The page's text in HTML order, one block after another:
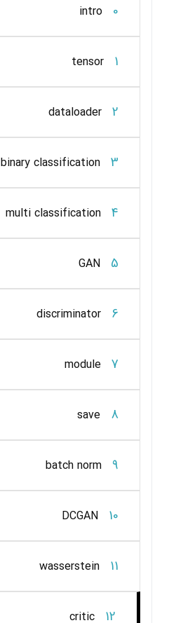
0
intro
1
tensor
2
dataloader
3
binary classification
4
multi classification
5
GAN
6
discriminator
7
module
8
save
9
batch norm
10
DCGAN
11
wasserstein
12
critic